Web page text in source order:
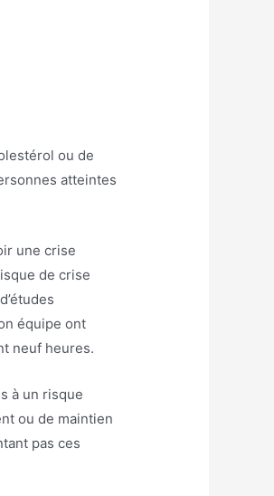
ou de
atteintes
une crise
de crise
équipe ont
neuf heures.
à un risque
ou de maintien
pas ces